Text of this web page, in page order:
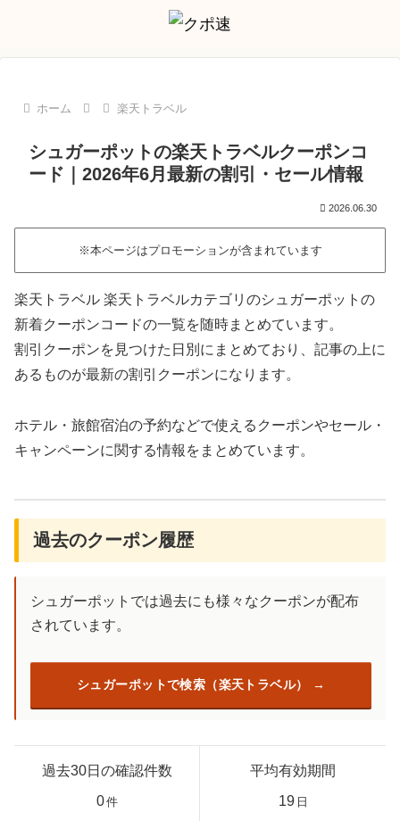
ホーム 楽天トラベル
シュガーポットの楽天トラベルクーポンコ
ード｜2026年6月最新の割引・セール情報
2026.06.30
※本ページはプロモーションが含まれています
楽天トラベル 楽天トラベルカテゴリのシュガーポットの
新着クーポンコードの一覧を随時まとめています。
割引クーポンを見つけた日別にまとめており、記事の上に
あるものが最新の割引クーポンになります。
ホテル・旅館宿泊の予約などで使えるクーポンやセール・
キャンペーンに関する情報をまとめています。
過去のクーポン履歴
シュガーポットでは過去にも様々なクーポンが配布
されています。
シュガーポットで検索（楽天トラベル）
過去30日の確認件数
0件
平均有効期間
19 日